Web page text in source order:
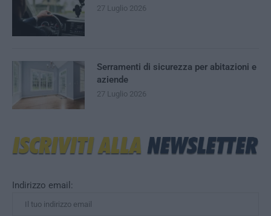
Indirizzo email:
27 Luglio 2026
Serramenti di sicurezza per abitazioni e
aziende
27 Luglio 2026